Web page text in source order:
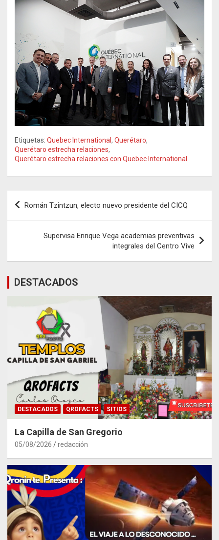
Etiquetas: Quebec International , Querétaro,
Querétaro estrecha relaciones,
Querétaro estrecha relaciones con Quebec International
Navegación
entradas
Román Tzintzun, electo nuevo presidente del CICQ
Supervisa Enrique Vega academias preventivas
integrales del Centro Vive
DESTACADOS
DESTACADOS QROFACTS SITIOS
La Capilla de San Gregorio
05/08/2026 redacción